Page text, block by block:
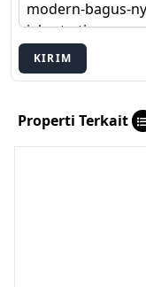
KIRIM
Properti Terkait